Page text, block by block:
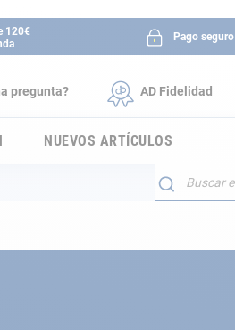
120€
Pago seguro
pregunta? AD Fidelidad
NUEVOS ARTÍCULOS
Buscar